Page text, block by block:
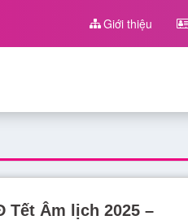
Giới thiệu
Tết Âm lịch 2025 –